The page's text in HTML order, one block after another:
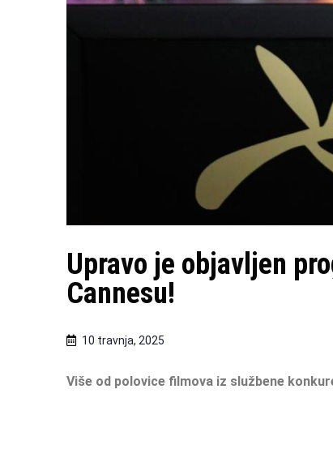
Upravo je objavljen
Cannesu!
10 travnja, 2025
Više od polovice filmova iz službene